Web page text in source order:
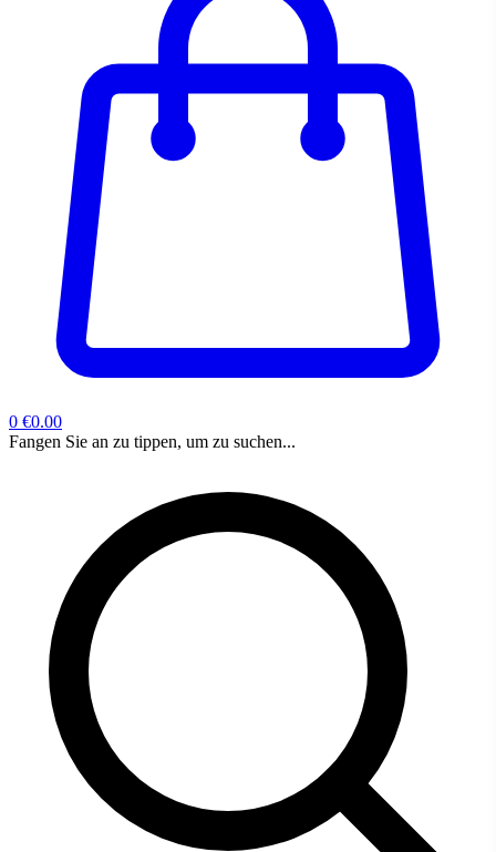
0 €0.00
Fangen Sie an zu tippen, um zu suchen...